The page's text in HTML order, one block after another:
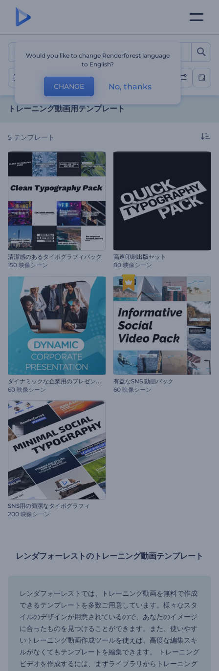
トレーニング動画用テンプレ
トレーニング動画
トレーニング動画用テンプレート
5 テンプレート
清潔感のあるタイポグラフィパック
150 映像シーン
高速印刷出版セット
80 映像シーン
ダ
イナミックな企業用のプレゼンテーション
60 映像シーン
有益なSNS 動画パック
60 映像シーン
SNS用の簡潔なタイポグラフィ
200 映像シーン
レンダフォーレストのトレーニング動画テンプレート
レンダフォーレストでは、トレーニング動画を無料で作成
できるテンプレートを多数ご用意しています。様々なスタ
イルのデザインが用意されているので、あなたのイメージ
に合ったものを見つけることができます。また、使いやす
いトレーニング動画作成ツールを使えば、高度な編集スキ
ルがなくてもテンプレートを編集できます。 トレーニング
ビデオを作成するには、まずライブラリからトレーニング
Would you like to change Renderforest language
to English?
CHANGE No, thanks